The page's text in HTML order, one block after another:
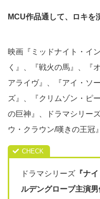
MCU作品通して、ロキを
映画『ミッドナイト・イ
く』、『戦火の馬』、『
アライヴ』、『アイ・ソ
ズ』、『クリムゾン・ピ
の巨神』、ドラマシリー
ウ・クラウン/嘆きの王冠
ドラマシリーズ 『ナ
ルデングローブ主演